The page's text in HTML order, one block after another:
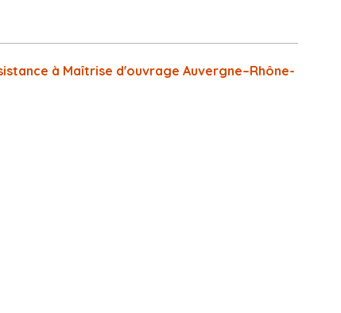
à Maîtrise d'ouvrage Auvergne–Rhône-